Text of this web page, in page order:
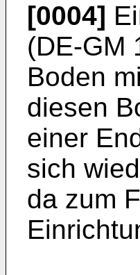
[0004]
(DE-GM
Boden
diesen
einer
sich
da zum